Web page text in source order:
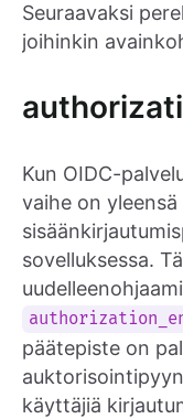
Seuraavaksi
joihinkin
Kun OIDC-
vaihe on
sovelluksessa.
päätepiste on
käyttäjiä